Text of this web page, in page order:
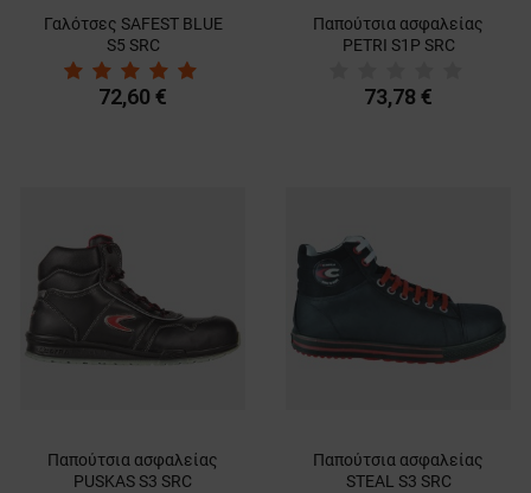
Γαλότσες SAFEST BLUE
S5 SRC
72,60 €
Παπούτσια ασφαλείας
PETRI S1P SRC
73,78 €
Παπούτσια ασφαλείας
PUSKAS S3 SRC
Παπούτσια ασφαλείας
STEAL S3 SRC